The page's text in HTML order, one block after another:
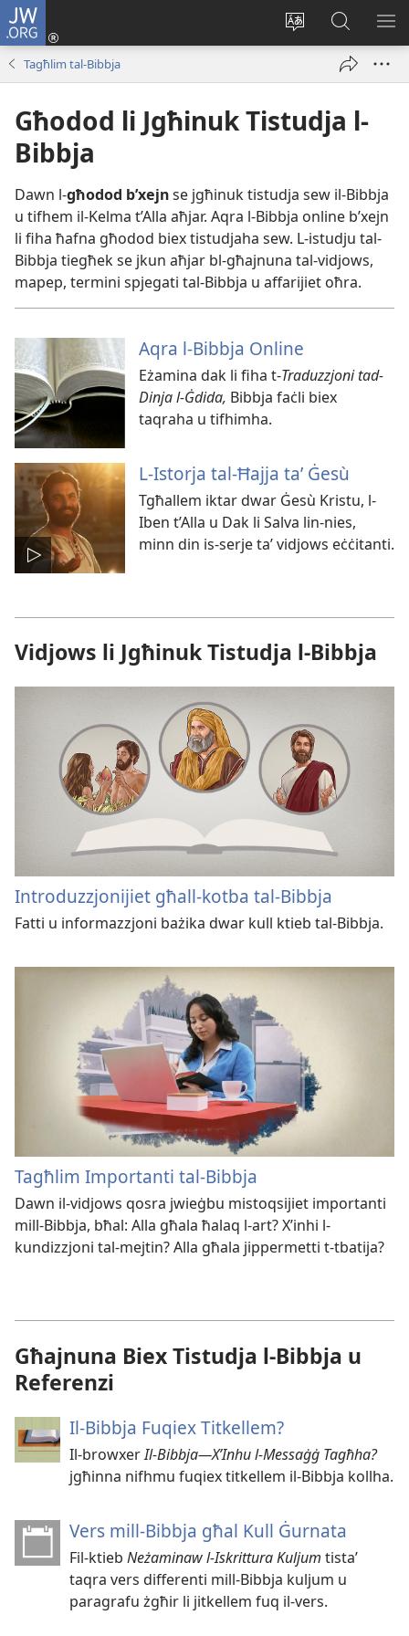
JW.ORG
Biddel
lingwa
sit
Illoggja
(opens
Fittex
f’JW.ORG
Tagħlim tal-Bibbja
Għodod li Jgħinuk Tistudja l-
Bibbja
Dawn l-​għodod b’xejnse jgħinuk tistudja sew il-​Bibbja
u tifhem il-​Kelma t’Alla aħjar. Aqra l-​Bibbja online b’xejn
li fiha ħafna għodod biex tistudjaha sew. L-​istudju tal-​
Bibbja tiegħek se jkun aħjar bl-​għajnuna tal-​vidjows,
mapep, termini spjegati tal-​Bibbja u affarijiet oħra.
Aqra l-Bibbja Online
Eżamina dak li fiha t-Traduzzjoni tad-
Dinja l-Ġdida, Bibbja faċli biex
taqraha u tifhimha.
L-Istorja tal-Ħajja taʼ Ġesù
Tgħallem iktar dwar Ġesù Kristu, l-
Iben t’Alla u Dak li Salva lin-nies,
minn din is-serje taʼ vidjows eċċitanti.
Vidjows li Jgħinuk Tistudja l-Bibbja
Introduzzjonijiet għall-kotba tal-Bibbja
Fatti u informazzjoni bażika dwar kull ktieb tal-Bibbja.
Tagħlim Importanti tal-Bibbja
Dawn il-vidjows qosra jwieġbu mistoqsijiet importanti
mill-Bibbja, bħal: Alla għala ħalaq l-art? X’inhi l-
kundizzjoni tal-mejtin? Alla għala jippermetti t-tbatija?
Għajnuna Biex Tistudja l-Bibbja u
Referenzi
Il-​Bibbja Fuqiex Titkellem?
Il-​browxerIl-​Bibbja—X’Inhu l-​Messaġġ Tagħha?
jgħinna nifhmu fuqiex titkellem il-​Bibbja kollha.
Vers mill-​Bibbja għal Kull Ġurnata
Fil-​ktieb Neżaminaw l-​Iskrittura Kuljum tistaʼ
taqra vers differenti mill-​Bibbja kuljum u
paragrafu żgħir li jitkellem fuq il-​vers.